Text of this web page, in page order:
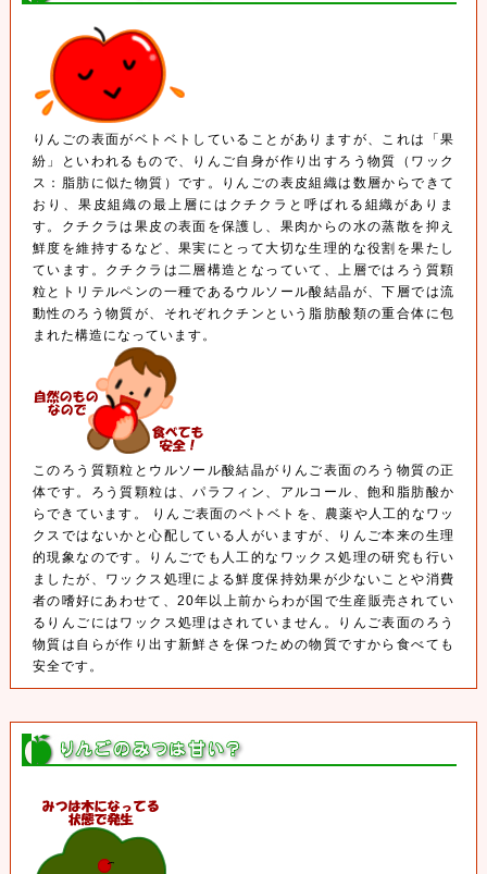
りんごの表面がベトベトしていることがありますが、これは「果
紛」といわれるもので、りんご自身が作り出すろう物質（ワック
ス：脂肪に似た物質）です。りんごの表皮組織は数層からできて
おり、果皮組織の最上層にはクチクラと呼ばれる組織がありま
す。クチクラは果皮の表面を保護し、果肉からの水の蒸散を抑え
鮮度を維持するなど、果実にとって大切な生理的な役割を果たし
ています。クチクラは二層構造となっていて、上層ではろう質顆
粒とトリテルペンの一種であるウルソール酸結晶が、下層では流
動性のろう物質が、それぞれクチンという脂肪酸類の重合体に包
まれた構造になっています。
このろう質顆粒とウルソール酸結晶がりんご表面のろう物質の正
体です。ろう質顆粒は、パラフィン、アルコール、飽和脂肪酸か
らできています。 りんご表面のベトベトを、農薬や人工的なワッ
クスではないかと心配している人がいますが、りんご本来の生理
的現象なのです。りんごでも人工的なワックス処理の研究も行い
ましたが、ワックス処理による鮮度保持効果が少ないことや消費
者の嗜好にあわせて、20年以上前からわが国で生産販売されてい
るりんごにはワックス処理はされていません。りんご表面のろう
物質は自らが作り出す新鮮さを保つための物質ですから食べても
安全です。